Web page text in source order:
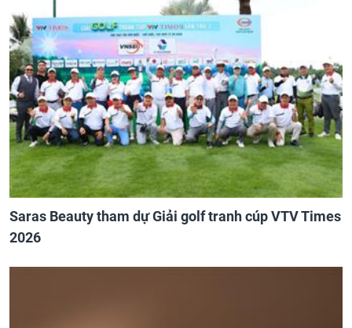
Saras Beauty tham dự Giải golf tranh cúp VTV Times
2026